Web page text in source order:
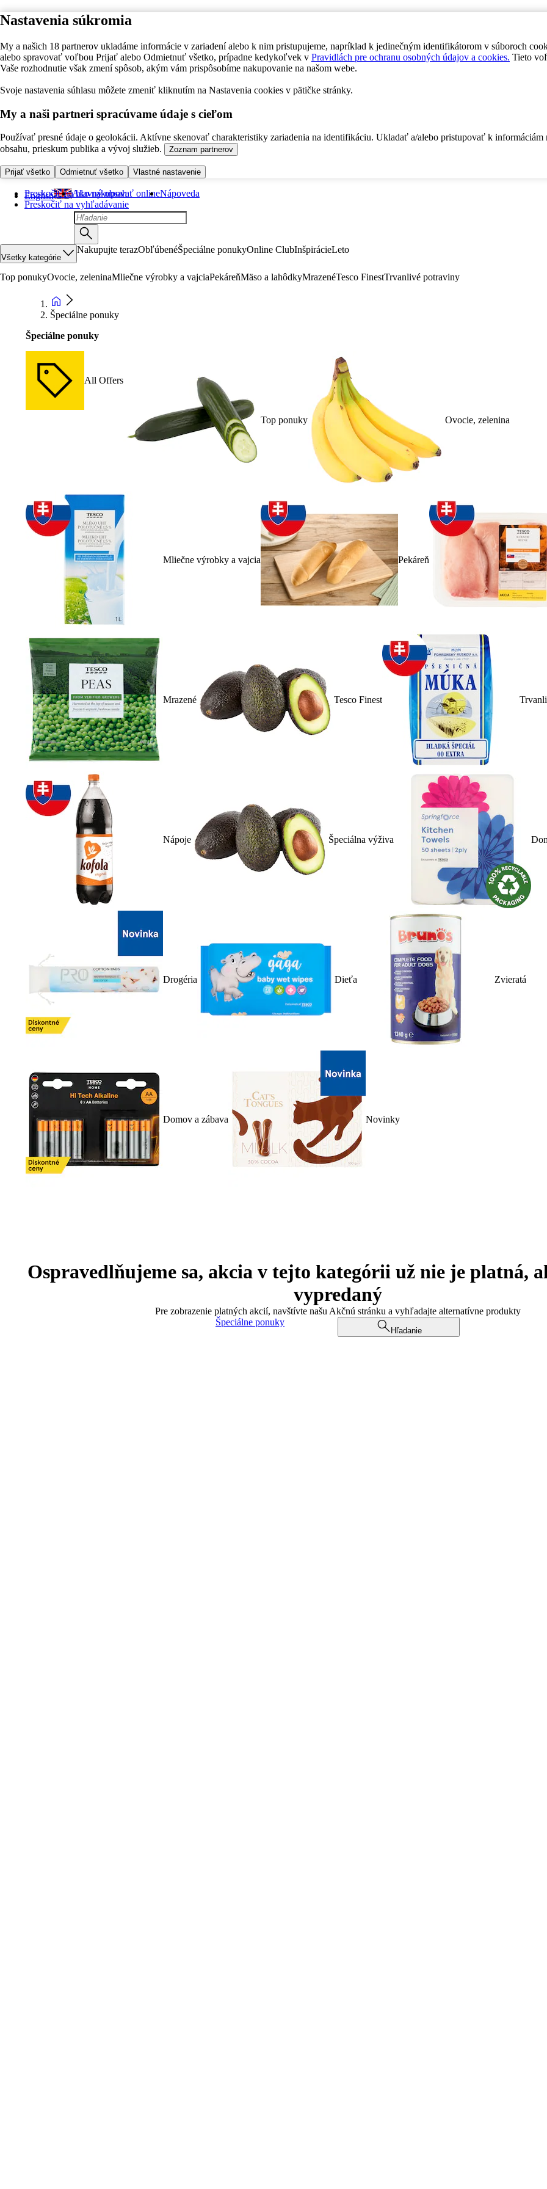
Nastavenia súkromia
My a našich 18 partnerov ukladáme informácie v zariadení alebo k nim pristupujeme, napríklad k jedinečným identifikátorom v súboroch
alebo spravovať voľbou Prijať alebo Odmietnuť všetko, prípadne kedykoľvek v Pravidlách pre ochranu osobných údajov a cookies. Tieto
Vaše rozhodnutie však zmení spôsob, akým vám prispôsobíme nakupovanie na našom webe.
Svoje nastavenia súhlasu môžete zmeniť kliknutím na Nastavenia cookies v pätičke stránky.
My a naši partneri spracúvame údaje s cieľom
Používať presné údaje o geolokácii. Aktívne skenovať charakteristiky zariadenia na identifikáciu. Ukladať a/alebo pristupovať k informáciám
obsahu, prieskum publika a vývoj služieb.
Zoznam partnerov
Prijať všetko Odmietnuť všetko Vlastné nastavenie
Preskočiť na hlavný obsah
Preskočiť na vyhľadávanie
English Ako nakupovať onlineNápoveda
Všetky kategórie
Nakupujte terazObľúbenéŠpeciálne ponukyOnline ClubInšpirácieLeto
Top ponukyOvocie, zeleninaMliečne výrobky a vajciaPekáreňMäso a lahôdkyMrazenéTesco FinestTrvanlivé potraviny
Špeciálne ponuky
Špeciálne ponuky
All Offers
Top ponuky Ovocie, zelenina
Mliečne výrobky a vajcia Pekáreň
Mrazené Tesco Finest
Nápoje Špeciálna výživa
Drogéria Dieťa Zvieratá
Domov a zábava Novinky
Ospravedlňujeme sa, akcia v tejto kategórii už nie je platná,
vypredaný
Pre zobrazenie platných akcií, navštívte našu Akčnú stránku a vyhľadajte alternatívne produkty
Špeciálne ponuky
Hľadanie